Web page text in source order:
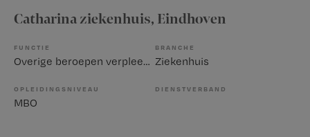
Catharina ziekenhuis, Eindhoven
FUNCTIE
Overige beroepen verpleegkunde
BRANCHE
Ziekenhuis
OPLEIDINGSNIVEAU
MBO
DIENSTVERBAND